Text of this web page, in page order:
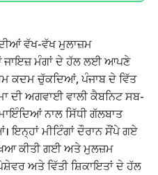
ਵੱਖ-ਵੱਖ ਮੁਲਾਜ਼ਮ
ਜਾਇਜ਼ ਮੰਗਾਂ ਦੇ ਹੱਲ ਲਈ ਆਪਣੇ
ਕਦਮ ਚੁੱਕਦਿਆਂ, ਪੰਜਾਬ ਦੇ ਵਿੱਤ
ਦੀ ਅਗਵਾਈ ਵਾਲੀ ਕੈਬਨਿਟ ਸਬ-
ਨਾਲ ਸਿੱਧੀ ਗੱਲਬਾਤ
ਇਨ੍ਹਾਂ ਮੀਟਿੰਗਾਂ ਦੌਰਾਨ ਸੌਂਪੇ ਗਏ
ਕੀਤੀ ਗਈ ਅਤੇ ਮੁਲਜ਼ਮ
ਅਤੇ ਵਿੱਤੀ ਸ਼ਿਕਾਇਤਾਂ ਦੇ ਹੱਲ